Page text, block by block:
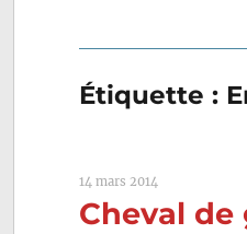
Étiquette :
14 mars 2014
Cheval de